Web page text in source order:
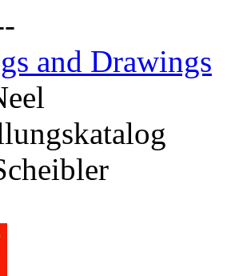
and Drawings